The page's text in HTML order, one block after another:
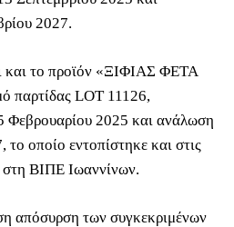
2027.
και το προϊόν «ΞΙΦΙΑΣ ΦΕΤΑ
παρτίδας LOT 11126,
Φεβρουαρίου 2025 και ανάλωση
οποίο εντοπίστηκε και στις
στη ΒΙΠΕ Ιωαννίνων.
απόσυρση των συγκεκριμένων